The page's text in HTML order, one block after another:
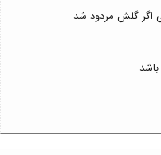
گلش مردود شد